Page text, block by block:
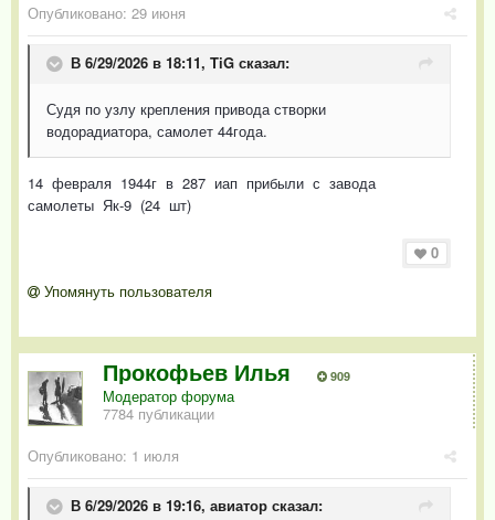
Опубликовано: 29 июня
В 6/29/2026 в 18:11, TiG сказал:
Судя по узлу крепления привода створки
водорадиатора, самолет 44года.
14 февраля 1944г в 287 иап прибыли с завода
самолеты Як-9 (24 шт)
0
Упомянуть пользователя
Прокофьев Илья 909
Модератор форума
7784 публикации
Опубликовано: 1 июля
В 6/29/2026 в 19:16, авиатор сказал: